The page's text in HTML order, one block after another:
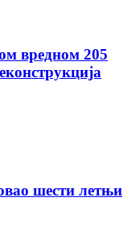
вредном 205
шести летњи